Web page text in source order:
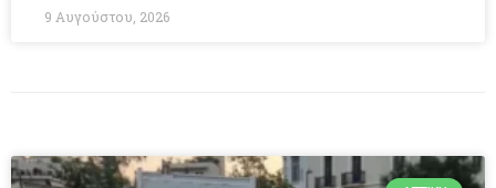
9 Αυγούστου, 2026